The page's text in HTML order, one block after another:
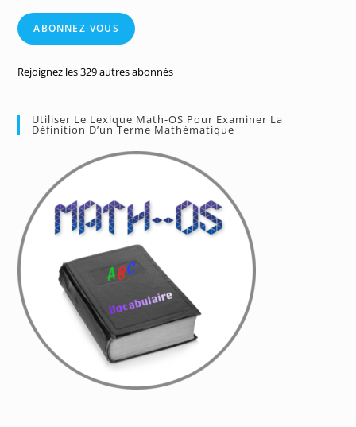
mailABONNEZ-VOUS
Rejoignez les 329 autres abonnés
Utiliser Le Lexique Math-OS Pour Examiner La
Définition D’un Terme Mathématique